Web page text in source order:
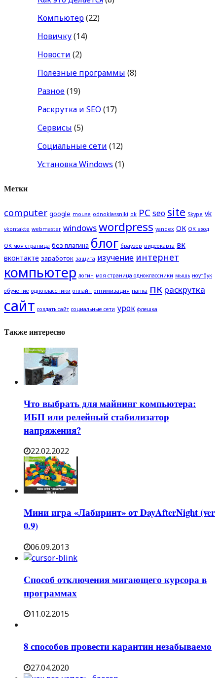
Компьютер(22)
Новичку(14)
Новости (2)
Полезные программы (8)
Разное(19)
Раскрутка и SEO (17)
Сервисы (5)
Социальные сети (12)
Установка Windows (1)
Метки
computer google mouse odnoklassniki ok PC seo site Skype vk
vkontakte webmaster windowswordpress yandex ОК ОК вход
ОК моя страница без плагина блог браузер видеокарта вк
вконтакте заработок защита изучение интернет
компьютер логин моя страница одноклассники мышь ноутбук
обучение одноклассники онлайн оптимизация папка пк раскрутка
сайт создать сайт социальные сети урок флешка
Также интересно
Что выбрать для майнинг компьютера:
ИБП или релейный стабилизатор
напряжения?
22.02.2022
Мини игра «Лабиринт» от DayAfterNight (ver
0.9)
06.09.2013
Способ отключения мигающего курсора в
программах
11.02.2015
8 способов провести карантин незабываемо
27.04.2020